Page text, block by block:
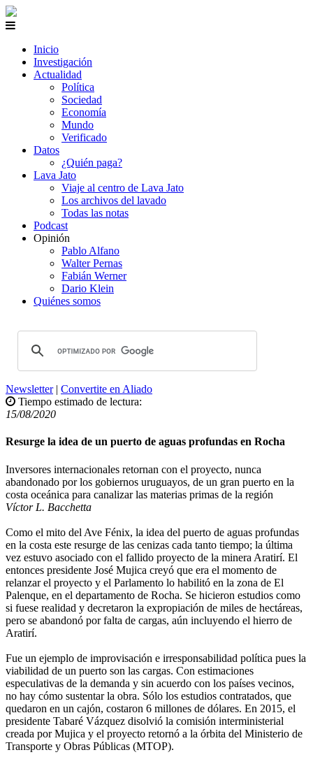
Inicio
Investigación
Actualidad
Política
Sociedad
Economía
Mundo
Verificado
Datos
¿Quién paga?
Lava Jato
Viaje al centro de Lava Jato
Los archivos del lavado
Todas las notas
Podcast
Opinión
Pablo Alfano
Walter Pernas
Fabián Werner
Dario Klein
Quiénes somos
Newsletter| Convertite en Aliado
Tiempo estimado de lectura:
15/08/2020
Resurge la idea de un puerto de aguas profundas en Rocha
Inversores internacionales retornan con el proyecto, nunca
abandonado por los gobiernos uruguayos, de un gran puerto en la
costa oceánica para canalizar las materias primas de la región
Víctor L. Bacchetta
Como el mito del Ave Fénix, la idea del puerto de aguas profundas
en la costa este resurge de las cenizas cada tanto tiempo; la última
vez estuvo asociado con el fallido proyecto de la minera Aratirí. El
entonces presidente José Mujica creyó que era el momento de
relanzar el proyecto y el Parlamento lo habilitó en la zona de El
Palenque, en el departamento de Rocha. Se hicieron estudios como
si fuese realidad y decretaron la expropiación de miles de hectáreas,
pero se abandonó por falta de cargas, aún incluyendo el hierro de
Aratirí.
Fue un ejemplo de improvisación e irresponsabilidad política pues la
viabilidad de un puerto son las cargas. Con estimaciones
especulativas de la demanda y sin acuerdo con los países vecinos,
no hay cómo sustentar la obra. Sólo los estudios contratados, que
quedaron en un cajón, costaron 6 millones de dólares. En 2015, el
presidente Tabaré Vázquez disolvió la comisión interministerial
creada por Mujica y el proyecto retornó a la órbita del Ministerio de
Transporte y Obras Públicas (MTOP).